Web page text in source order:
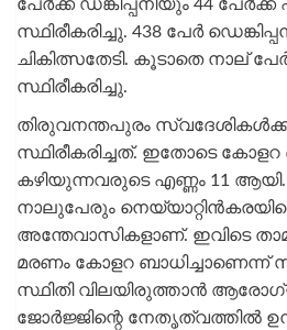
പേര്‍ക്ക് ഡങ്കിപ്പനിയും 44
സ്ഥിരീകരിച്ചു. 438 പേർ
ചികിത്സതേടി. കൂടാതെ നാല്
സ്ഥിരീകരിച്ചു.
തിരുവനന്തപുരം
സ്ഥിരീകരിച്ചത്. ഇതോടെ കോളറ
കഴിയുന്നവരുടെ എണ്ണം 11 ആയി.
നാലുപേരും
അന്തേവാസികളാണ്. ഇവിടെ
മരണം കോളറ ബാധിച്ചാണെന്ന്
സ്ഥിതി വിലയിരുത്താൻ
ജോര്‍ജ്ജിന്റെ നേതൃത്വത്തിൽ